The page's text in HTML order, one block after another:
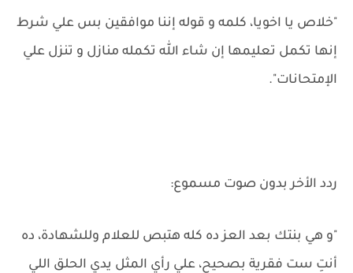
"خلاص يا اخويا، كلمه و قوله إننا موافقين بس علي شرط
إنها تكمل تعليمها إن شاء الله تكمله منازل و تنزل علي
الإمتحانات".
ردد الأخر بدون صوت مسموع:
"و هي بنتك بعد العز ده كله هتبص للعلام وللشهادة، ده
أنتِ ست فقرية بصحيح، علي رأي المثل يدي الحلق اللي